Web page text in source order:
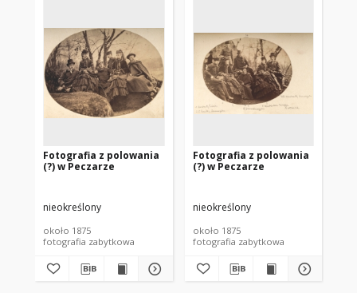
Fotografia z polowania
(?) w Peczarze
nieokreślony
około 1875
fotografia zabytkowa
Fotografia z polowania
(?) w Peczarze
nieokreślony
około 1875
fotografia zabytkowa